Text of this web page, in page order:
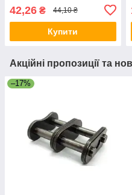
42,26 ₴ 44,10 ₴
Купити
Акційні пропозиції та
–17%